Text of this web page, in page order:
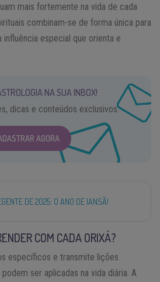
mais fortemente na vida de cada
combinam-se de forma única para
influência especial que orienta e
NA SUA INBOX!
dicas e conteúdos exclusivos.
AGORA
DE 2025: O ANO DE IANSÃ!
COM CADA ORIXÁ?
específicos e transmite lições
ser aplicadas na vida diária. A